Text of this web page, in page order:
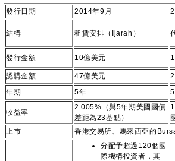
發行日期 2014年9月
結構 租賃安排（Ijarah）
發行金額 10億美元
認購金額 47億美元
年期
5年
收益率
2.005%（與5年期美國國債
差距為23基點）
上市
香港交易所、馬來西亞的
分配予超過120個國
際機構投資者，其